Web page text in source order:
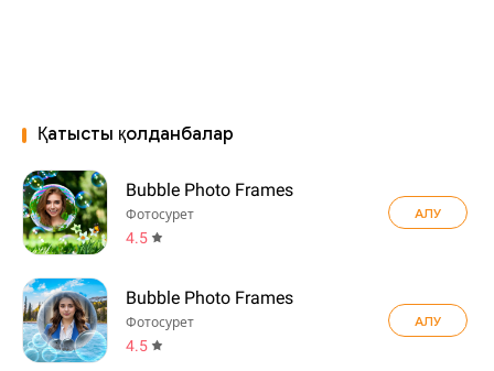
Қатысты қолданбалар
Bubble Photo Frames
Фотосурет
4.5
АЛУ
Bubble Photo Frames
Фотосурет
4.5
АЛУ